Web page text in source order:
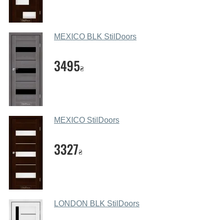
Да. Мы консультируем покупателей
через мессенджеры, онлайн чат или непосредственно
в нашем салоне-магазине.
Какие основные особенности и
преимущества ваших межкомнатных
Каркас полотна межкомнатных дверей производится
из евробруса (собственной сушки), который
покрывается МДФ накладками толщиной 20 мм.
Благодаря такой толщине МДФ, вся конструкция
выходит очень крепкой и надежной.
Какие дверные полотна посоветуете?
Наши рекомендации зависят от необходимых
параметров, Вашего бюджета и других факторов.
Подбор дверных полотен ведется индивидуально для
каждого посетителя.
MEXICO BLK StilDoors
3495₴
MEXICO StilDoors
3327₴
LONDON BLK StilDoors